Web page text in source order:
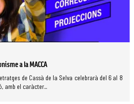
a la MACCA
de Cassà de la Selva celebrarà del 6 al 8
amb el caràcter...